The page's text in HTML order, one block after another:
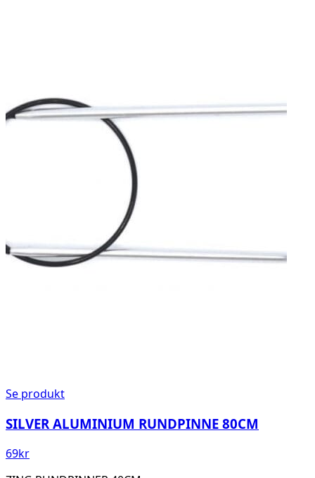
Se produkt
SILVER ALUMINIUM RUNDPINNE 80CM
69kr